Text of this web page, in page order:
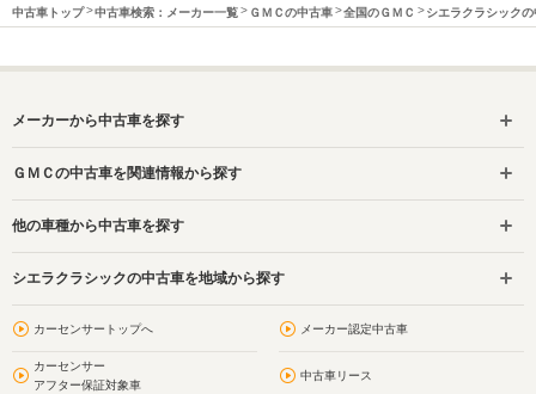
中古車トップ 中古車検索：メーカー一覧 ＧＭＣの中古車 全国のＧＭＣ シエラクラシック
メーカーから中古車を探す
ＧＭＣの中古車を関連情報から探す
他の車種から中古車を探す
シエラクラシックの中古車を地域から探す
カーセンサートップへ メーカー認定中古車
カーセンサー
アフター保証対象車
中古車リース